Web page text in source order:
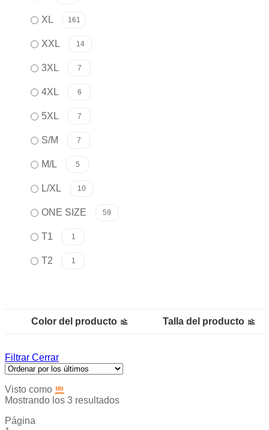
XL 161
XXL 14
3XL 7
4XL 6
5XL 7
S/M 7
M/L 5
L/XL 10
ONE SIZE 59
T1 1
T2 1
Color del producto Talla del producto
Filtrar Cerrar
Visto como
Mostrando los 3 resultados
Página